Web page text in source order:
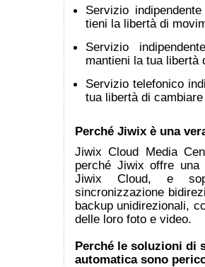
Servizio
tieni la libertà di
Servizio
mantieni la tua libertà
Servizio telefonico
tua libertà di
Perché Jiwix è una
Jiwix Cloud Media
perché Jiwix offre una
Jiwix Cloud, e
sincronizzazione
backup unidirezionali,
delle loro foto e video.
Perché le soluzioni di
automatica sono